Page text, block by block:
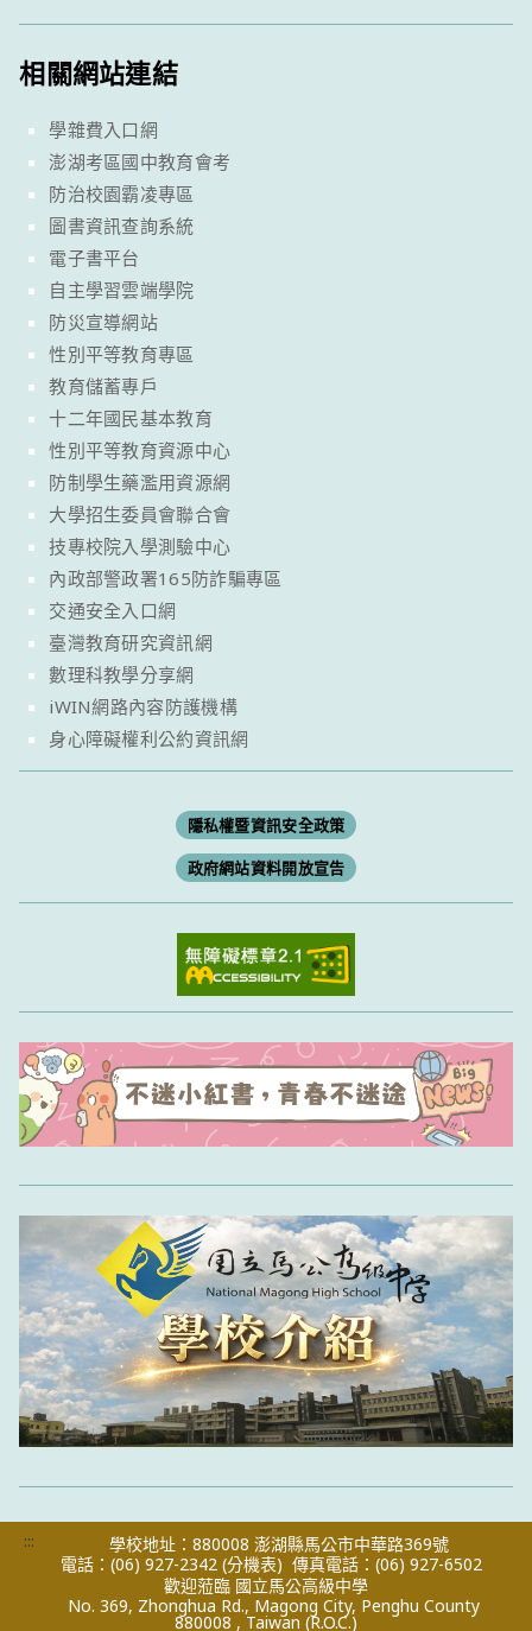
相關網站連結
學雜費入口網
澎湖考區國中教育會考
防治校園霸凌專區
圖書資訊查詢系統
電子書平台
自主學習雲端學院
防災宣導網站
性別平等教育專區
教育儲蓄專戶
十二年國民基本教育
性別平等教育資源中心
防制學生藥濫用資源網
大學招生委員會聯合會
技專校院入學測驗中心
內政部警政署165防詐騙專區
交通安全入口網
臺灣教育研究資訊網
數理科教學分享網
iWIN網路內容防護機構
身心障礙權利公約資訊網
隱私權暨資訊安全政策
政府網站資料開放宣告
:::
學校地址：880008 澎湖縣馬公市中華路369號
電話：(06) 927-2342 (分機表) 傳真電話：(06) 927-6502
歡迎蒞臨 國立馬公高級中學
No. 369, Zhonghua Rd., Magong City, Penghu County
880008 , Taiwan (R.O.C.)